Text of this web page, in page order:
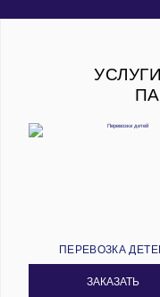
ПЕРЕВОЗКА
ЗАКАЗАТЬ